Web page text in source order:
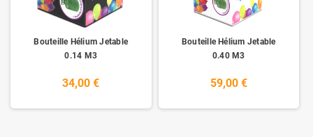
Bouteille Hélium Jetable
0.14 M3
34,00 €
Bouteille Hélium Jetable
0.40 M3
59,00 €